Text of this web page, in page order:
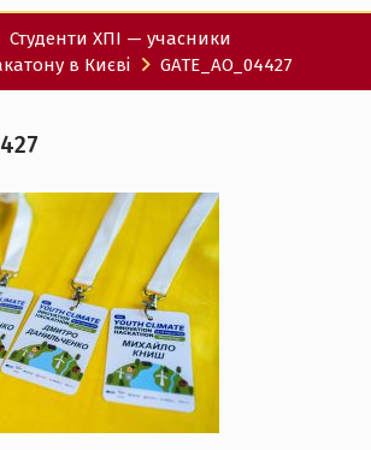
Студенти ХПІ — учасники
в Києві
GATE_AO_04427